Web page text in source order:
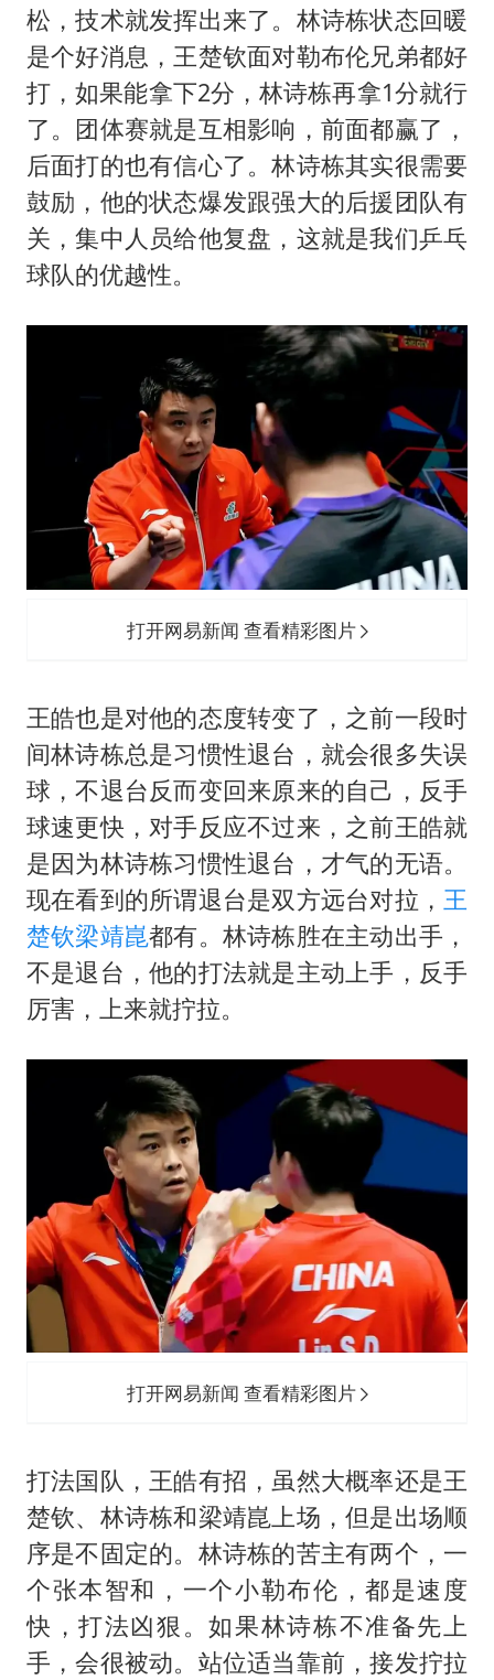
松，技术就发挥出来了。林诗栋状态回暖
是个好消息，王楚钦面对勒布伦兄弟都好
打，如果能拿下2分，林诗栋再拿1分就行
了。团体赛就是互相影响，前面都赢了，
后面打的也有信心了。林诗栋其实很需要
鼓励，他的状态爆发跟强大的后援团队有
关，集中人员给他复盘，这就是我们乒乓
球队的优越性。
打开网易新闻 查看精彩图片
王皓也是对他的态度转变了，之前一段时
间林诗栋总是习惯性退台，就会很多失误
球，不退台反而变回来原来的自己，反手
球速更快，对手反应不过来，之前王皓就
是因为林诗栋习惯性退台，才气的无语。
现在看到的所谓退台是双方远台对拉， 王
楚钦梁靖崑都有。林诗栋胜在主动出手，
不是退台，他的打法就是主动上手，反手
厉害，上来就拧拉。
打开网易新闻 查看精彩图片
打法国队，王皓有招，虽然大概率还是王
楚钦、林诗栋和梁靖崑上场，但是出场顺
序是不固定的。林诗栋的苦主有两个，一
个张本智和，一个小勒布伦，都是速度
快，打法凶狠。如果林诗栋不准备先上
手，会很被动。站位适当靠前，接发拧拉